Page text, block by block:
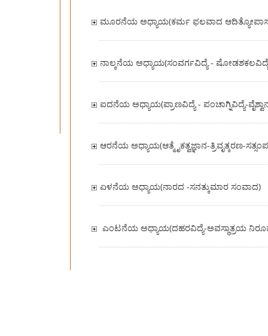
ಮೂರನೆಯ ಅಧ್ಯಾಯ(ಕರ್ಮ ಫಲವಾದ ಆದಿತ್ಯೋಪಾಸನೆ
ನಾಲ್ಕನೆಯ ಅಧ್ಯಾಯ(ಸಂವರ್ಗವಿದ್ಯೆ -
ಐದನೆಯ ಅಧ್ಯಾಯ(ಪ್ರಾಣವಿದ್ಯೆ - ಪಂಚಾಗ್ನಿವಿದ್ಯೆ-
ಆರನೆಯ ಅಧ್ಯಾಯ(ಆತ್ಮೈಕತ್ವಜ್ಞಾನ-ತ್ರಿವೃತ್ಕರಣ-
ಏಳನೆಯ ಅಧ್ಯಾಯ(ನಾರದ -ಸನತ್ಕುಮಾರ ಸಂವಾದ)
ಎಂಟನೆಯ ಅಧ್ಯಾಯ(ದಹರವಿದ್ಯೆ-ಅವಸ್ಥಾತ್ರಯ